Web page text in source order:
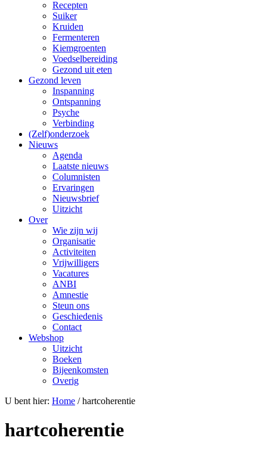
Recepten
Suiker
Kruiden
Fermenteren
Kiemgroenten
Voedselbereiding
Gezond uit eten
Gezond leven
Inspanning
Ontspanning
Psyche
Verbinding
(Zelf)onderzoek
Nieuws
Agenda
Laatste nieuws
Columnisten
Ervaringen
Nieuwsbrief
Uitzicht
Over
Wie zijn wij
Organisatie
Activiteiten
Vrijwilligers
Vacatures
ANBI
Amnestie
Steun ons
Geschiedenis
Contact
Webshop
Uitzicht
Boeken
Bijeenkomsten
Overig
U bent hier: Home / hartcoherentie
hartcoherentie